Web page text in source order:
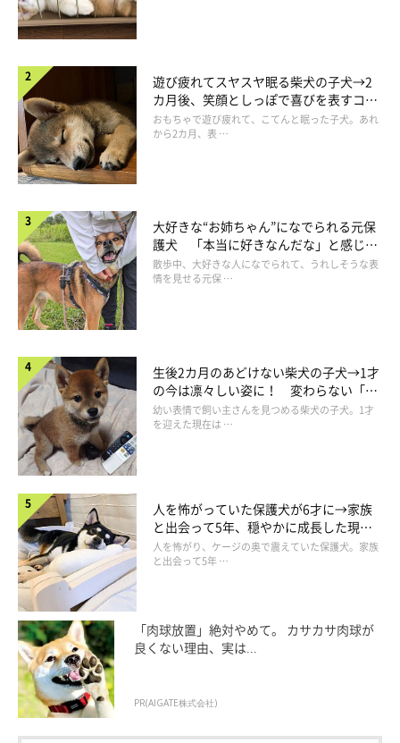
遊び疲れてスヤスヤ眠る柴犬の子犬→2
カ月後、笑顔としっぽで喜びを表すコに
成長！
おもちゃで遊び疲れて、こてんと眠った子犬。あれ
から2カ月、表 …
大好きな“お姉ちゃん”になでられる元保
護犬 「本当に好きなんだな」と感じる
表情にほっこり
散歩中、大好きな人になでられて、うれしそうな表
情を見せる元保 …
生後2カ月のあどけない柴犬の子犬→1才
の今は凛々しい姿に！ 変わらない「く
りくりおめめ」にもほっこり
幼い表情で飼い主さんを見つめる柴犬の子犬。1才
を迎えた現在は …
人を怖がっていた保護犬が6才に→家族
と出会って5年、穏やかに成長した現在
の姿にグッとくる
人を怖がり、ケージの奥で震えていた保護犬。家族
と出会って5年 …
「肉球放置」絶対やめて。 カサカサ肉球が
良くない理由、実は...
PR(AIGATE株式会社)